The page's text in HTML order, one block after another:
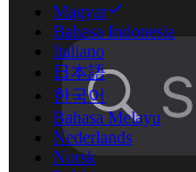
Magyar
Bahasa Indonesia
Italiano
日本語
한국어
Bahasa Melayu
Nederlands
Norsk